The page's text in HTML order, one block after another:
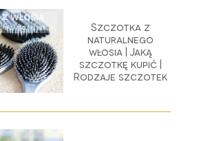
Szczotka z
naturalnego
włosia | Jaką
szczotkę kupić |
Rodzaje szczotek